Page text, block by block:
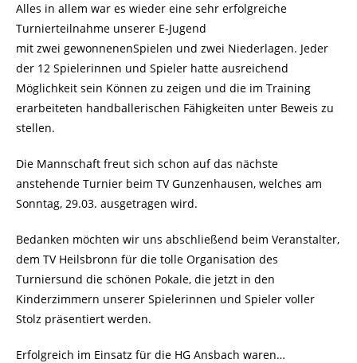
Alles in allem war es wieder eine sehr erfolgreiche
Turnierteilnahme unserer E-Jugend
mit zwei gewonnenenSpielen und zwei Niederlagen. Jeder
der 12 Spielerinnen und Spieler hatte ausreichend
Möglichkeit sein Können zu zeigen und die im Training
erarbeiteten handballerischen Fähigkeiten unter Beweis zu
stellen.
Die Mannschaft freut sich schon auf das nächste
anstehende Turnier beim TV Gunzenhausen, welches am
Sonntag, 29.03. ausgetragen wird.
Bedanken möchten wir uns abschließend beim Veranstalter,
dem TV Heilsbronn für die tolle Organisation des
Turniersund die schönen Pokale, die jetzt in den
Kinderzimmern unserer Spielerinnen und Spieler voller
Stolz präsentiert werden.
Erfolgreich im Einsatz für die HG Ansbach waren…